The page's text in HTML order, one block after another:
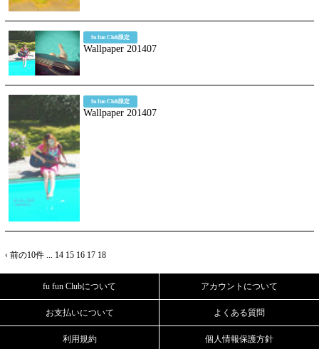
fu fun Club限定
Wallpaper 201407
fu fun Club限定
Wallpaper 201407
‹ 前の10件 ... 14 15 16 17 18
fu fun Clubについて アカウントについて
お支払いについて よくある質問
利用規約 個人情報保護方針